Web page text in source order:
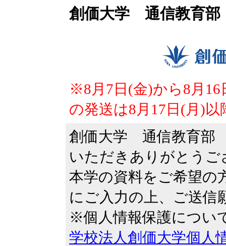
創価大学 通信教育
※8月7日(金)から8月
の発送は8月17日(月)
創価大学 通信教育部
いただきありがとうご
本学の資料をご希望の
にご入力の上、ご送信
※個人情報保護につい
学校法人創価大学個人